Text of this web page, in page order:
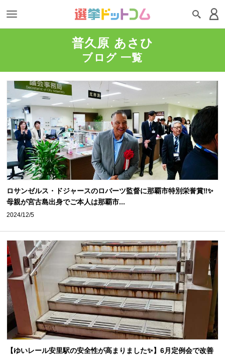
普久原 あさひ
ブログ 一覧
ロサンゼルス・ドジャースのロバーツ監督に那覇市特別栄誉賞‼️✨
母親が宮古島出身でご本人は那覇市...
2024/12/5
【ゆいレール安里駅の安全性が高まりました✨】6月定例会で改善